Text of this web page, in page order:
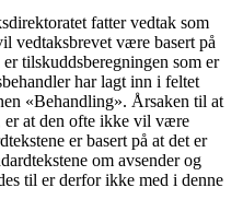
fatter vedtak som
vedtaksbrevet være basert på
tilskuddsberegningen som er
har lagt inn i feltet
«Behandling». Årsaken til at
er at den ofte ikke vil være
er basert på at det er
om avsender og
til er derfor ikke med i denne